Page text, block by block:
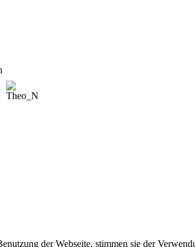
der Webseite, stimmen sie der